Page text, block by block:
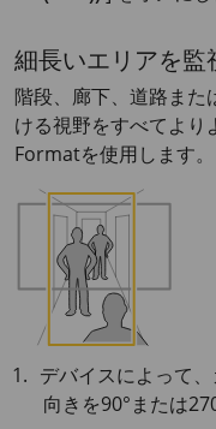
細長いエリアを監
階段、廊下、道路また
ける視野をすべてよ
Formatを使用します。
デバイスによって
向きを90°または